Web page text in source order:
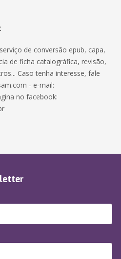
de conversão epub, capa,
de ficha catalográfica, revisão,
Caso tenha interesse, fale
- e-mail:
no facebook: